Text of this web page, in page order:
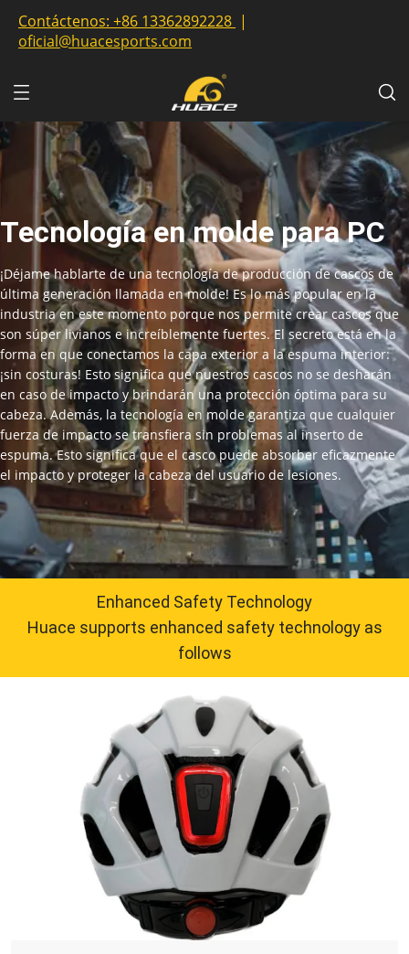
Contáctenos: +86 13362892228 |
oficial@huacesports.com
Tecnología en molde para PC
¡Déjame hablarte de una tecnología de producción de cascos de
última generación llamada en molde! Es lo más popular en la
industria en este momento porque nos permite crear cascos que
son súper livianos e increíblemente fuertes. El secreto está en la
forma en que conectamos la capa exterior a la espuma interior:
¡sin costuras! Esto significa que nuestros cascos no se desharán
en caso de impacto y brindarán una protección óptima para su
cabeza. Además, la tecnología en molde garantiza que cualquier
fuerza de impacto se transfiera sin problemas al inserto de
espuma. Esto significa que el casco puede absorber eficazmente
el impacto y proteger la cabeza del usuario de lesiones.
Enhanced Safety Technology
Huace supports enhanced safety technology as
follows